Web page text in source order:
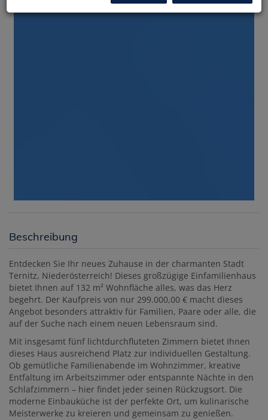
Beschreibung
Entdecken Sie Ihr neues Zuhause in der charmanten Stadt
Ternitz, Niederösterreich! Dieses großzügige Einfamilienhaus
bietet Ihnen auf 132 m² Wohnfläche alles, was das Herz
begehrt. Der Kaufpreis von nur 299.000,00 € macht dieses
Angebot besonders attraktiv für Familien, Paare oder alle, die
auf der Suche nach einem neuen Lebensraum sind.
Mit insgesamt fünf lichtdurchfluteten Zimmern bietet Ihnen
dieses Haus ausreichend Platz zur individuellen Gestaltung.
Ob gemütliche Familienabende im Wohnzimmer, kreative
Entfaltung im Arbeitszimmer oder entspannte Nächte in den
Schlafzimmern – hier findet jeder seinen Rückzugsort. Die
moderne Einbauküche ist der perfekte Ort, um kulinarische
Meisterwerke zu kreieren und gemeinsam zu genießen.